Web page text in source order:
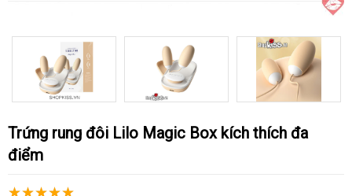
Trứng rung đôi Lilo Magic Box kích thích đa
điểm